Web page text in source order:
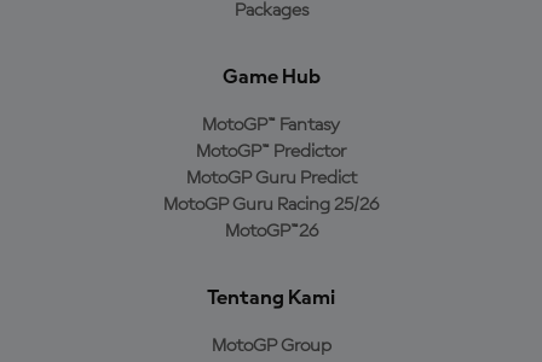
Packages
Game Hub
MotoGP™ Fantasy
MotoGP™ Predictor
MotoGP Guru Predict
MotoGP Guru Racing 25/26
MotoGP™26
Tentang Kami
MotoGP Group